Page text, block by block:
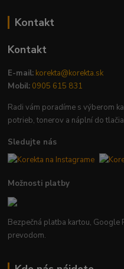
Kontakt
Kontakt
E-mail: korekta@korekta.sk
Mobil: 0905 615 831
Radi vám poradíme s výberom
potrieb, tonerov a náplní do
Sledujte nás
Možnosti platby
Bezpečná platba kartou, Google
prevodom.